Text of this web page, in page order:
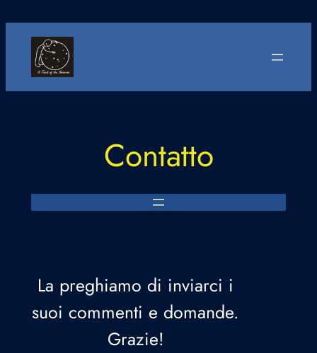
contenido
Contatto
La preghiamo di inviarci i
suoi commenti e domande.
Grazie!